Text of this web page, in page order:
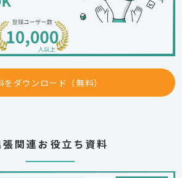
をダウンロード（無料）
張関連お役立ち資料